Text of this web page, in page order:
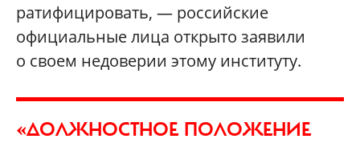
ратифицировать, — российские
официальные лица открыто заявили
о своем недоверии этому институту.
«ДОЛЖНОСТНОЕ ПОЛОЖЕНИЕ